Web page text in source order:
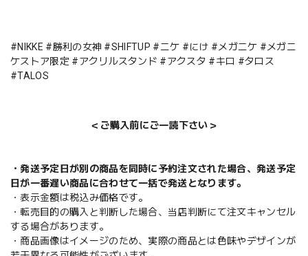
#NIKKE #勝利の女神 #SHIFTUP #ニケ #にけ #メガニケ #メガニ
ケストア限定 #アクリルスタンド #アクスタ #キロ #タロス
#TALOS
＜ご購入前にご一読下さい＞
・発送予定日が別の商品を同時に予約注文された場合、発送予定
日が一番遅い商品に合わせて一括で発送となります。
・表示金額は税込み価格です。
・転売目的の購入と判断した場合、当店判断にて注文キャンセル
する場合があります。
・商品画像はイメージのため、実際の商品とは色味やデザインが